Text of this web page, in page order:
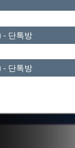
- 단톡방
- 단톡방